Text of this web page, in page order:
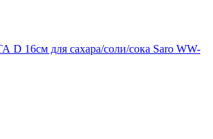
16см для сахара/соли/сока Saro WW-